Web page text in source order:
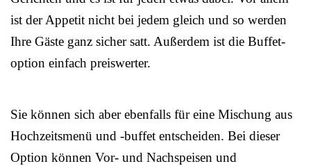
ist der Appetit nicht bei jedem gleich und so werden
Ihre Gäste ganz sicher satt. Außerdem ist die Buffet-
option einfach preiswerter.
Sie können sich aber ebenfalls für eine Mischung aus
Hochzeitsmenü und -buffet entscheiden. Bei dieser
Option können Vor- und Nachspeisen und